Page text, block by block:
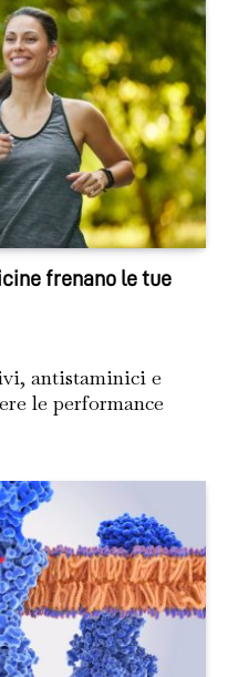
frenano le tue
antistaminici e
le performance